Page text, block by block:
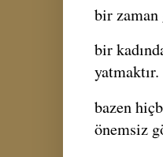
bir zaman
bir
yatmaktır.
bazen
önemsiz